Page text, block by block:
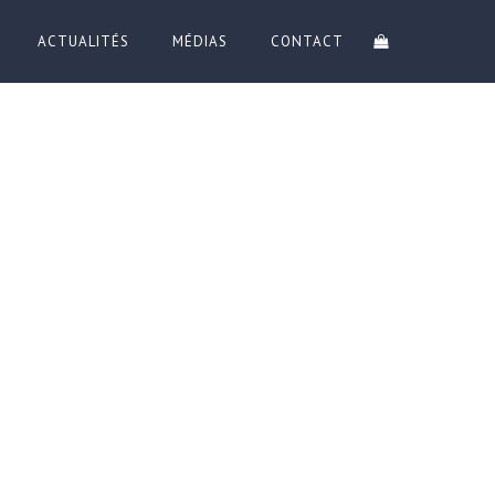
ACTUALITÉS MÉDIAS CONTACT